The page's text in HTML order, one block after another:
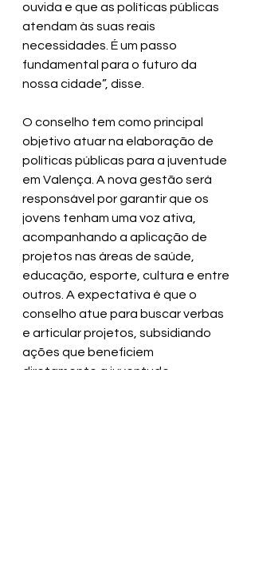
ouvida e que as políticas públicas
atendam às suas reais
necessidades. É um passo
fundamental para o futuro da
nossa cidade”, disse.
O conselho tem como principal
objetivo atuar na elaboração de
políticas públicas para a juventude
em Valença. A nova gestão será
responsável por garantir que os
jovens tenham uma voz ativa,
acompanhando a aplicação de
projetos nas áreas de saúde,
educação, esporte, cultura e entre
outros. A expectativa é que o
conselho atue para buscar verbas
e articular projetos, subsidiando
ações que beneficiem
diretamente a juventude